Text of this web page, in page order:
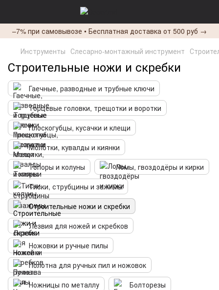
–7% при самовывозе • Бесплатная доставка от 500 руб →
Инструменты Слесарно-монтажный инструмент
Строительные ножи и скребки
Гаечные, разводные и трубные ключи
Торцевые головки, трещотки и воротки
Плоскогубцы, кусачки и клещи
Молотки, кувалды и киянки
Топоры и колуны
Ломы, гвоздодёры и кирки
Тиски, струбцины и зажимы
Строительные ножи и скребки
Лезвия для ножей и скребков
Ножовки и ручные пилы
Полотна для ручных пил и ножовок
Ножницы по металлу
Болторезы